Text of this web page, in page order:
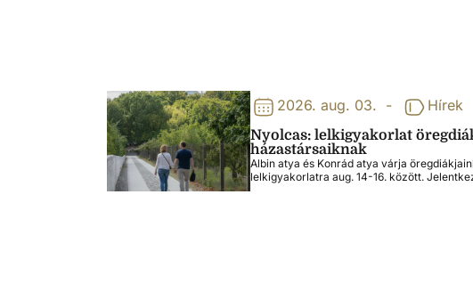
2026. aug. 03. - Hírek
Nyolcas: lelkigyakorlat
házastársaiknak
Albin atya és Konrád atya várja
lelkigyakorlatra aug. 14-16. között.